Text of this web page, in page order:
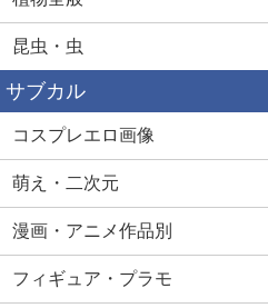
昆虫・虫
サブカル
コスプレエロ画像
萌え・二次元
漫画・アニメ作品別
フィギュア・プラモ